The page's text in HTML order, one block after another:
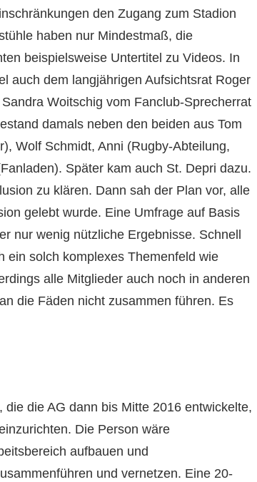
den Zugang zum Stadion
haben nur Mindestmaß, die
beispielsweise Untertitel zu Videos. In
auch dem langjährigen Aufsichtsrat Roger
Woitschig vom Fanclub-Sprecherrat
damals neben den beiden aus Tom
Wolf Schmidt, Anni (Rugby-Abteilung,
Später kam auch St. Depri dazu.
zu klären. Dann sah der Plan vor, alle
gelebt wurde. Eine Umfrage auf Basis
nur wenig nützliche Ergebnisse. Schnell
ein solch komplexes Themenfeld wie
alle Mitglieder auch noch in anderen
die Fäden nicht zusammen führen. Es
die AG dann bis Mitte 2016 entwickelte,
Die Person wäre
aufbauen und
und vernetzen. Eine 20-